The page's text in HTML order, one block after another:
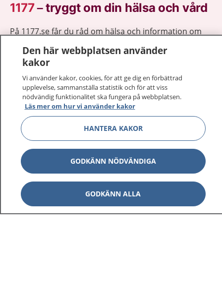
1177–tryggt om din hälsa och vård
På 1177.se får du råd om hälsa och information om
Logga in för att läsa din journal och göra dina
vårdärenden. Ring telefonnummer 1177 för
sjukvårdsrådgivning dygnet runt.
1177 ger dig råd när du vill må bättre.
1177 på flera språk Visa
Om 1177 Visa
Kontakt Visa
Den här webbplatsen använder
kakor
Vi använder kakor, cookies, för att ge dig en förbättrad
upplevelse, sammanställa statistik och för att viss
nödvändig funktionalitet ska fungera på webbplatsen.
Läs mer om hur vi använder kakor
HANTERA KAKOR
GODKÄNN NÖDVÄNDIGA
GODKÄNN ALLA